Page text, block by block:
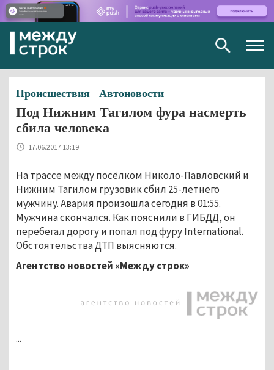
Происшествия Автоновости
Под Нижним Тагилом фура насмерть
сбила человека
17.06.2017 13:19
На трассе между посёлком Николо-Павловский и
Нижним Тагилом грузовик сбил 25-летнего
мужчину. Авария произошла сегодня в 01:55.
Мужчина скончался. Как пояснили в ГИБДД, он
перебегал дорогу и попал под фуру International.
Обстоятельства ДТП выясняются.
Агентство новостей «Между строк»
...